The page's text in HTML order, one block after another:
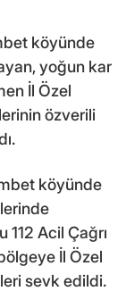
köyünde
yoğun kar
İl Özel
özverili
köyünde
112 Acil Çağrı
İl Özel
sevk edildi.